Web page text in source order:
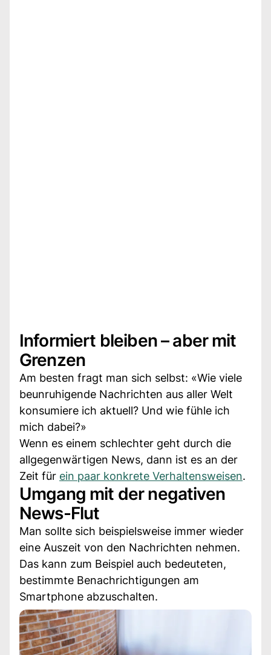
Informiert bleiben – aber mit
Grenzen
Am besten fragt man sich selbst: «Wie viele
beunruhigende Nachrichten aus aller Welt
konsumiere ich aktuell? Und wie fühle ich
mich dabei?»
Wenn es einem schlechter geht durch die
allgegenwärtigen News, dann ist es an der
Zeit für ein paar konkrete Verhaltensweisen.
Umgang mit der negativen
News-Flut
Man sollte sich beispielsweise immer wieder
eine Auszeit von den Nachrichten nehmen.
Das kann zum Beispiel auch bedeuteten,
bestimmte Benachrichtigungen am
Smartphone abzuschalten.